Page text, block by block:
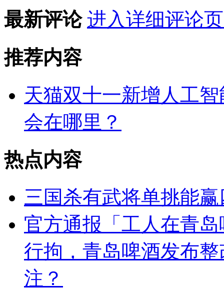
最新评论 进入详细评论
推荐内容
天猫双十一新增人工
会在哪里？
热点内容
三国杀有武将单挑能
官方通报「工人在青
行拘，青岛啤酒发布
注？